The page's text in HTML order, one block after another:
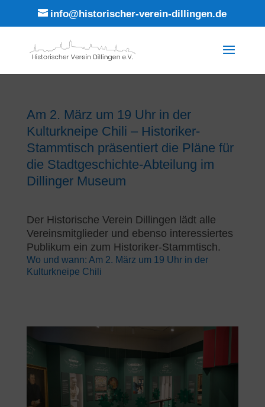
info@historischer-verein-dillingen.de
Am 2. März um 19 Uhr in der
Kulturkneipe Chili – Historiker-
Stammtisch präsentiert die Pläne für
die Stadtgeschichte-Abteilung im
Dillinger Museum
Der Historische Verein Dillingen lädt alle
Vereinsmitglieder und ebenso interessiertes
Publikum ein zum Historiker-Stammtisch.
Wo und wann: Am 2. März um 19 Uhr in der
Kulturkneipe Chili